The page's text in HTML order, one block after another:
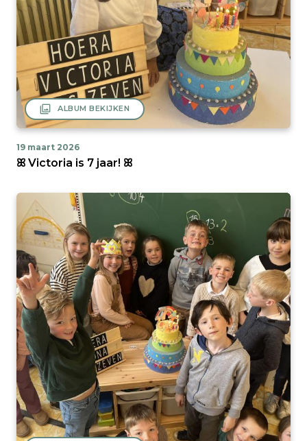
filter ALBUM BEKIJKEN
19 maart 2026
ꕤ Victoria is 7 jaar! ꕤ